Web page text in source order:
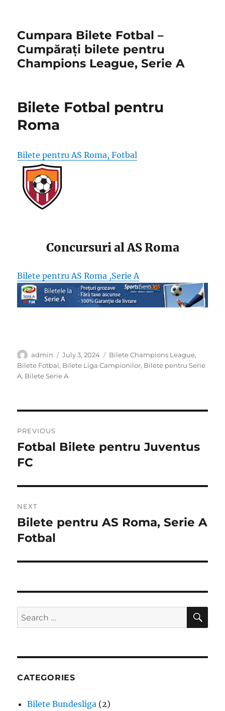
Cumpara Bilete Fotbal –
Cumpărați bilete pentru
Champions League, Serie A
Bilete Fotbal pentru
Roma
Bilete pentru AS Roma, Fotbal
Concursuri al AS Roma
Bilete pentru AS Roma ,Serie A
Author
admin
Posted
on
July 3, 2024 Categories
Bilete Champions League,
Bilete Fotbal, Bilete Liga Campionilor, Bilete pentru Serie
A, Bilete Serie A
navigation
PREVIOUS
Previous
post:
Fotbal Bilete pentru Juventus
FC
NEXT
Next
post:
Bilete pentru AS Roma, Serie A
Fotbal
Search
for:
CATEGORIES
Bilete Bundesliga (2)